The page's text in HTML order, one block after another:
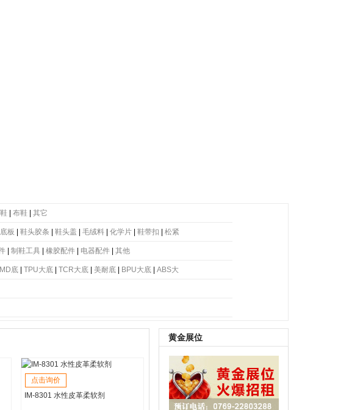
| 布鞋| 其它
板 鞋头胶条 鞋头盖 毛绒料| 化学片| 鞋带扣 松紧
| 制鞋工具 橡胶配件| 电器配件| 其他
MD底| TPU大底| TCR大底| 美耐底| BPU大底| ABS大
点击询价
IM-8301 水性皮革柔软剂
黄金展位